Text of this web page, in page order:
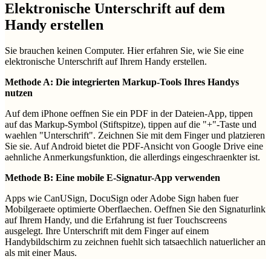
Elektronische Unterschrift auf dem
Handy erstellen
Sie brauchen keinen Computer. Hier erfahren Sie, wie Sie eine
elektronische Unterschrift auf Ihrem Handy erstellen.
Methode A: Die integrierten Markup-Tools Ihres Handys
nutzen
Auf dem iPhone oeffnen Sie ein PDF in der Dateien-App, tippen
auf das Markup-Symbol (Stiftspitze), tippen auf die "+"-Taste und
waehlen "Unterschrift". Zeichnen Sie mit dem Finger und platzieren
Sie sie. Auf Android bietet die PDF-Ansicht von Google Drive eine
aehnliche Anmerkungsfunktion, die allerdings eingeschraenkter ist.
Methode B: Eine mobile E-Signatur-App verwenden
Apps wie CanUSign, DocuSign oder Adobe Sign haben fuer
Mobilgeraete optimierte Oberflaechen. Oeffnen Sie den Signaturlink
auf Ihrem Handy, und die Erfahrung ist fuer Touchscreens
ausgelegt. Ihre Unterschrift mit dem Finger auf einem
Handybildschirm zu zeichnen fuehlt sich tatsaechlich natuerlicher an
als mit einer Maus.